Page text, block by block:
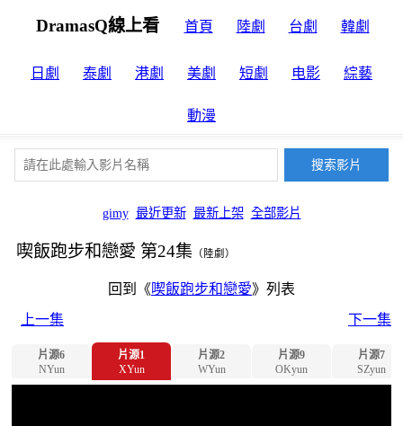
DramasQ線上看 首頁 陸劇 台劇 韓劇
日劇 泰劇 港劇 美劇 短劇 电影 綜藝
動漫
gimy 最近更新 最新上架 全部影片
喫飯跑步和戀愛 第24集 （陸劇）
回到《喫飯跑步和戀愛》列表
上一集
下一集
片源6
NYun
片源1
XYun
片源2
WYun
片源9
OKyun
片源7
SZyun